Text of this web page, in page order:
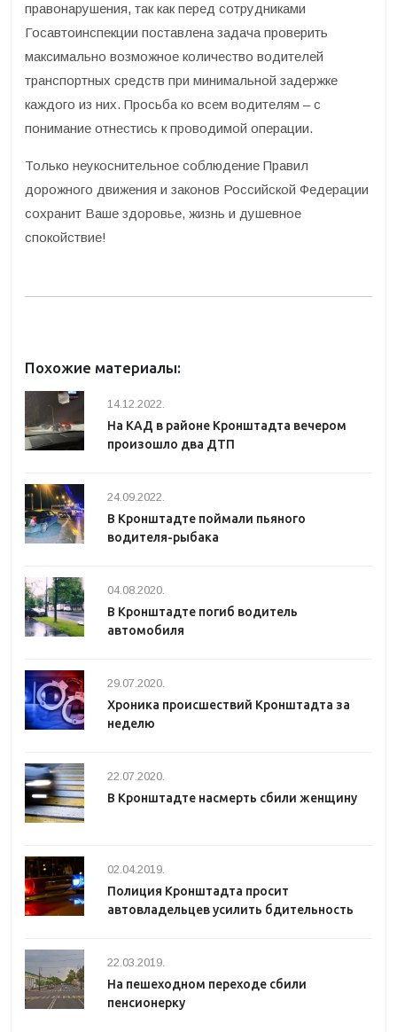
правонарушения, так как перед сотрудниками
Госавтоинспекции поставлена задача проверить
максимально возможное количество водителей
транспортных средств при минимальной задержке
каждого из них. Просьба ко всем водителям – с
понимание отнестись к проводимой операции.
Только неукоснительное соблюдение Правил
дорожного движения и законов Российской Федерации
сохранит Ваше здоровье, жизнь и душевное
спокойствие!
Похожие материалы:
14.12.2022.
На КАД в районе Кронштадта вечером
произошло два ДТП
24.09.2022.
В Кронштадте поймали пьяного
водителя-рыбака
04.08.2020.
В Кронштадте погиб водитель
автомобиля
29.07.2020.
Хроника происшествий Кронштадта за
неделю
22.07.2020.
В Кронштадте насмерть сбили женщину
02.04.2019.
Полиция Кронштадта просит
автовладельцев усилить бдительность
22.03.2019.
На пешеходном переходе сбили
пенсионерку